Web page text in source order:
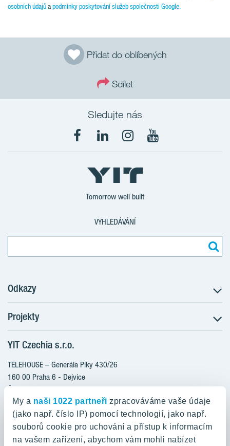
My a naši 1022 partneři zpracováváme vaše údaje
(jako např. číslo IP) pomocí technologií, jako např.
souborů cookie pro uchování a přístup k informacím
na vašem zařízení, abychom vám mohli nabízet
Přidat do oblíbených
Sdílet
osobních údajůapodmínky poskytování služeb společnosti Google.
Sledujte nás
Tomorrow well built
VYHLEDÁVÁNÍ
Odkazy
Postup koupě
Klientské změny
Aktuality
Blog
Kariéra
O nás
YIT PLUS
Projekty
RANTA Barrandov III
RANTA Barrandov IV
TOIVO Roztyly II
KALEVALA
VIRTA Kladno
KATTILA Kamýk
YIT Czechia s.r.o.
TELEHOUSE – Generála Píky 430/26
160 00 Praha 6 - Dejvice
Česká republika
800 200 666
domov@yit.cz